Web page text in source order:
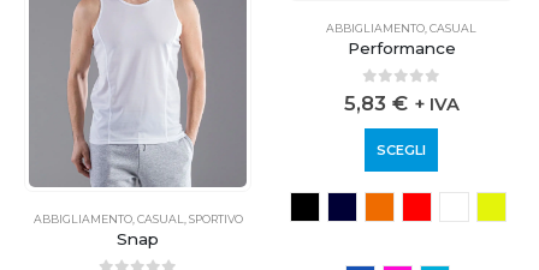
ABBIGLIAMENTO, CASUAL SPORTIVO
Snap
ABBIGLIAMENTO,CASUAL